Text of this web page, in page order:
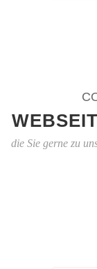
die Sie gerne zu